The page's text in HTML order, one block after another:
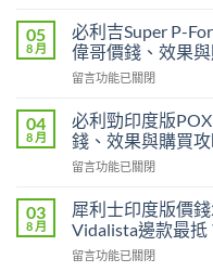
港
邊
度
買
安
全？
網
攻
略：
貨
威
壯
印
度
Levitra
邊
度
買
貨？
2026
錢、
05
8 月
必利吉Super P-
偉哥價錢、效果
在
利
吉
Super
P-
藍
P
港
留言功能已關閉
04
8 月
必利勁印度版
錢、效果與購買
在
利
勁
印
度
留言功能已關閉
03
8 月
犀利士印度版價錢
Vidalista邊款最
在
留言功能已關閉